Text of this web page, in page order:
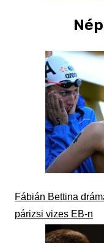
Fábián Bettina
párizsi vizes EB-n